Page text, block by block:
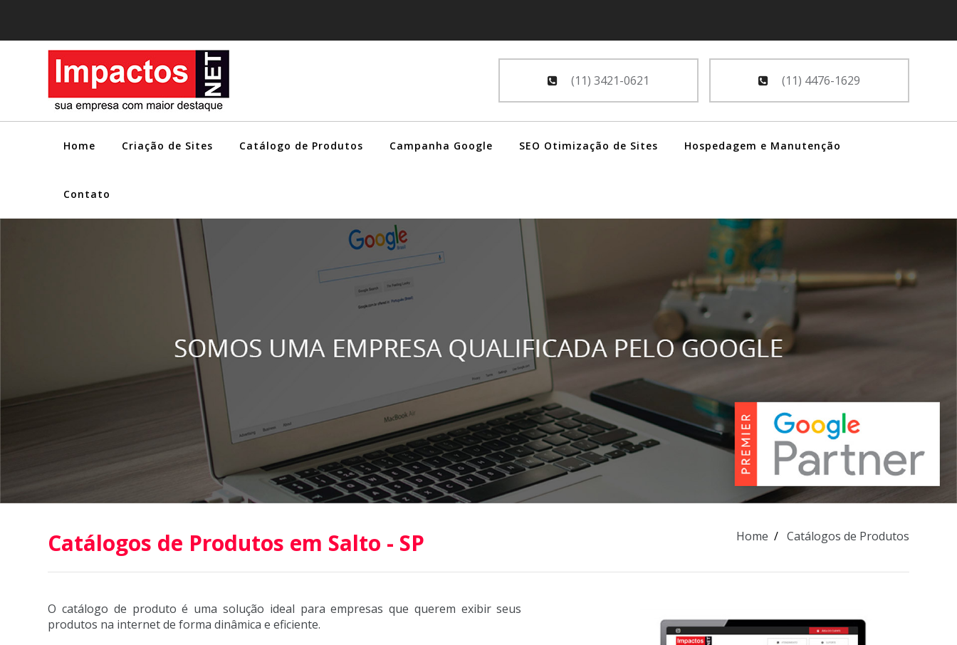
(11) 4476-1629
(11) 3421-0621
Home Criação de Sites Catálogo de Produtos Campanha Google SEO Otimização de Sites Hospedagem e Manutenção
Contato
Catálogos de Produtos em Salto - SP Home Catálogos de Produtos
O catálogo de produto é uma solução ideal para empresas que querem exibir seus
produtos na internet de forma dinâmica e eficiente.